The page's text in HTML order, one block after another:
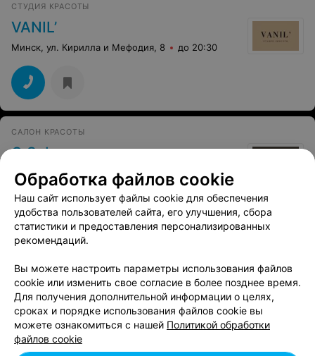
СТУДИЯ КРАСОТЫ
VANIL’
Минск, ул. Кирилла и Мефодия, 8 до 20:30
САЛОН КРАСОТЫ
O Sebe
Минск, пр-т Независимости, 12
Matiss на Немиге
Минск, ул. Немига, 3 до 21:00
Обработка файлов cookie
Наш сайт использует файлы cookie для обеспечения
удобства пользователей сайта, его улучшения, сбора
статистики и предоставления персонализированных
рекомендаций.
Вы можете настроить параметры использования файлов
cookie или изменить свое согласие в более позднее время.
Для получения дополнительной информации о целях,
сроках и порядке использования файлов cookie вы
можете ознакомиться с нашей Политикой обработки
файлов cookie